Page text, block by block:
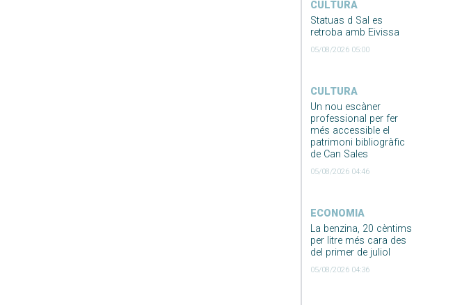
CULTURA
Statuas d Sal es
retroba amb Eivissa
05/08/2026 05:00
CULTURA
Un nou escàner
professional per fer
més accessible el
patrimoni bibliogràfic
de Can Sales
05/08/2026 04:46
ECONOMIA
La benzina, 20 cèntims
per litre més cara des
del primer de juliol
05/08/2026 04:36